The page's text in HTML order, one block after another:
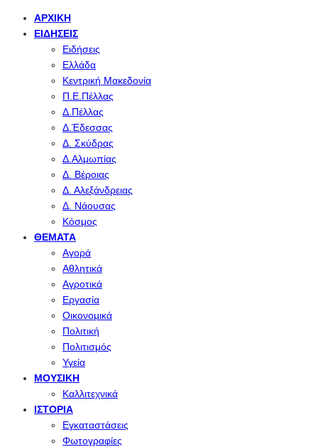
ΑΡΧΙΚΉ
ΕΙΔΉΣΕΙΣ
Ειδήσεις
Ελλάδα
Κεντρική Μακεδονία
Π.Ε.Πέλλας
Δ.Πέλλας
Δ.Έδεσσας
Δ. Σκύδρας
Δ.Αλμωπίας
Δ. Βέροιας
Δ. Αλεξάνδρειας
Δ. Νάουσας
Κόσμος
ΘΈΜΑΤΑ
Αγορά
Αθλητικά
Αγροτικά
Εργασία
Οικονομικά
Πολιτική
Πολιτισμός
Υγεία
ΜΟΥΣΙΚΉ
Καλλιτεχνικά
ΙΣΤΟΡΊΑ
Εγκαταστάσεις
Φωτογραφίες